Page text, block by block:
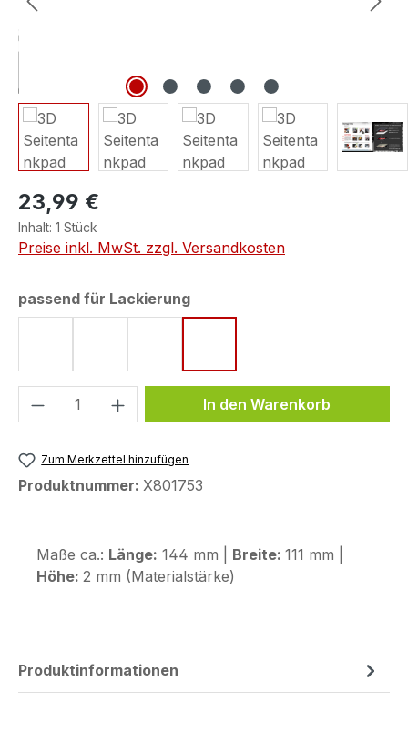
23,99 €
Inhalt: 1 Stück
Preise inkl. MwSt. zzgl. Versandkosten
passend für Lackierungauswählen
Produkt Anzahl: Gib denIn den Warenkorb
Zum Merkzettel hinzufügen
Produktnummer: X801753
Maße ca.: Länge: 144 mm | Breite: 111 mm |
Höhe: 2 mm (Materialstärke)
Produktinformationen